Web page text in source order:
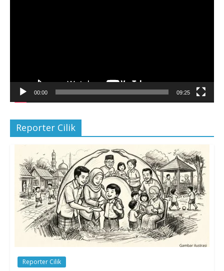
00:00 09:25
Reporter Cilik
Reporter Cilik